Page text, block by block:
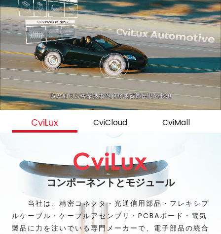
CviLux CviCloud CviMall
コンポーネントとモジュール
当社は、精密コネクタ・光通信用部品・フレキシブ
ルケーブル・ケーブルアセンブリ・PCBAボード・電気
製品に力を注いでいる専門メーカーで、電子部品の統合